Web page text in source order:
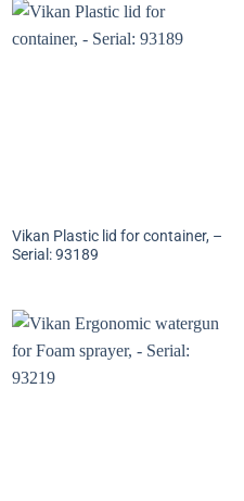
Vikan Plastic lid for container, –
Serial: 93189